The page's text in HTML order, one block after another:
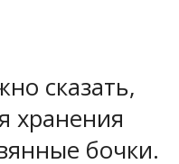
сказать,
хранения
бочки.